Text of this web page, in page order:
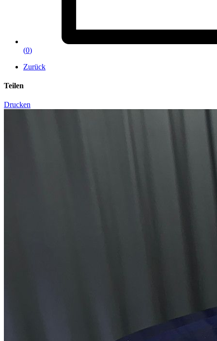
(0)
Zurück
Teilen
Drucken